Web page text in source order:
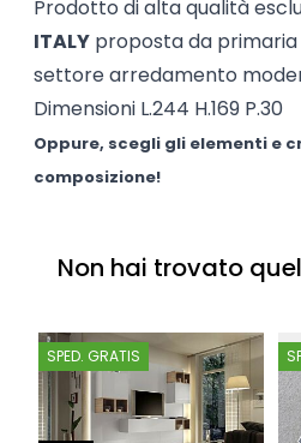
Prodotto di alta qualità
ITALYproposta da primaria
settore arredamento
Dimensioni L.244 H.169 P.30
Oppure, scegli gli elementi e
composizione!
Non hai trovato
SPED. GRATIS